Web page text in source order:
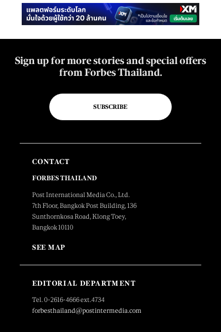
Sign up for more stories and special offers
from Forbes Thailand.
SUBSCRIBE
CONTACT
FORBES THAILAND
Post International Media Co., Ltd.
7th Floor, Bangkok Post Building, 136
Sunthornkosa Road, Klong Toey,
Bangkok 10110
SEE MAP
EDITORIAL DEPARTMENT
Tel. 0-2616-4666 ext.4734
forbesthailand@postintermedia.com